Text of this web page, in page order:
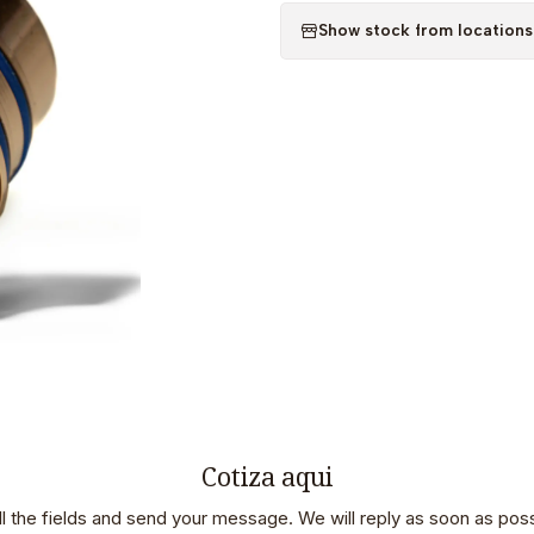
Show stock from locations
Cotiza aqui
the fields and send your message. We will reply as soon as